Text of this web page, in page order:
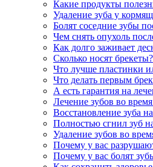
Какие продукты
Удаление зуба у
Болят соседние зубы
Чем снять опухоль
Как долго заживает
Сколько носят брекеты?
Что лучше пластинки
Что делать первым
А есть гарантия на
Лечение зубов во
Восстановление зуба
Полностью сгнил зуб
Удаление зубов во
Почему у вас
Почему у вас болят